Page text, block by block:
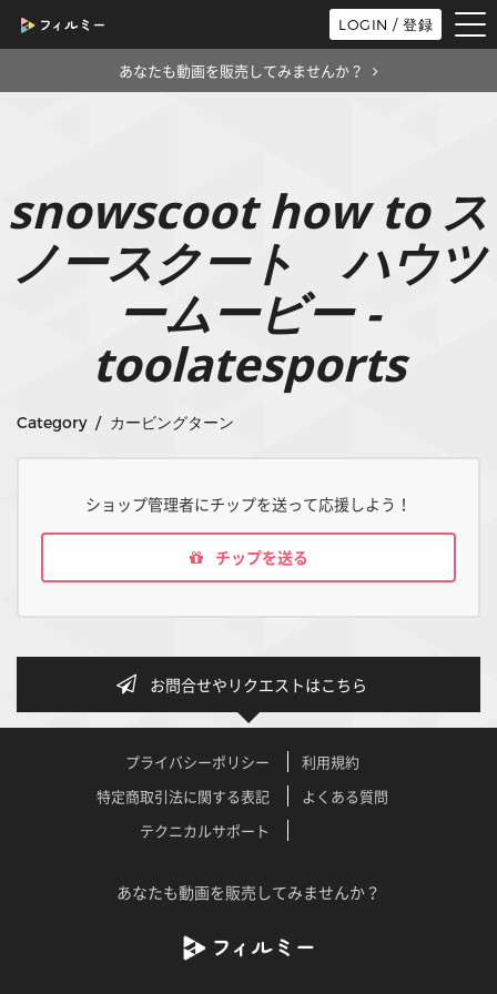
LOGIN / 登録
あなたも動画を販売してみませんか？
snowscoot how to ス
ノースクート ハウツ
ームービー -
toolatesports
Category / カービングターン
ショップ管理者にチップを送って応援しよう！
チップを送る
お問合せやリクエストはこちら
プライバシーポリシー
利用規約
特定商取引法に関する表記
よくある質問
テクニカルサポート
あなたも動画を販売してみませんか？